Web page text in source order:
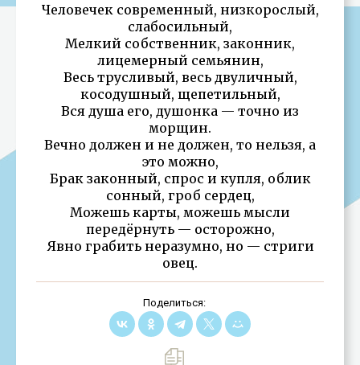
Человечек современный, низкорослый,
слабосильный,
Мелкий собственник, законник,
лицемерный семьянин,
Весь трусливый, весь двуличный,
косодушный, щепетильный,
Вся душа его, душонка — точно из
морщин.
Вечно должен и не должен, то нельзя, а
это можно,
Брак законный, спрос и купля, облик
сонный, гроб сердец,
Можешь карты, можешь мысли
передёрнуть — осторожно,
Явно грабить неразумно, но — стриги
овец.
Поделиться: